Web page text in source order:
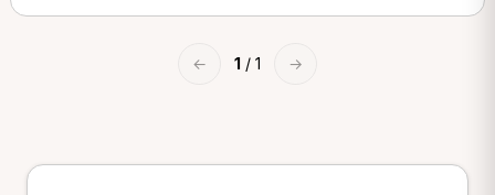
← 1 / 1 →